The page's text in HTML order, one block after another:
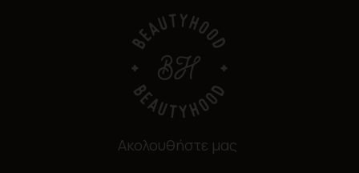
Ακολουθήστε μας